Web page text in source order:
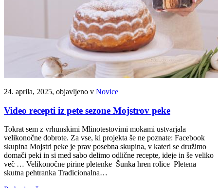
24. aprila, 2025, objavljeno v Novice
Video recepti iz pete sezone Mojstrov peke
Tokrat sem z vrhunskimi Mlinotestovimi mokami ustvarjala
velikonočne dobrote. Za vse, ki projekta še ne poznate: Facebook
skupina Mojstri peke je prav posebna skupina, v kateri se družimo
domači peki in si med sabo delimo odlične recepte, ideje in še veliko
več … Velikonočne pirine pletenke Šunka hren rolice Pletena
skutna pehtranka Tradicionalna…